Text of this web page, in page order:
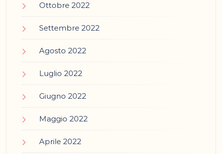
Ottobre 2022
Settembre 2022
Agosto 2022
Luglio 2022
Giugno 2022
Maggio 2022
Aprile 2022